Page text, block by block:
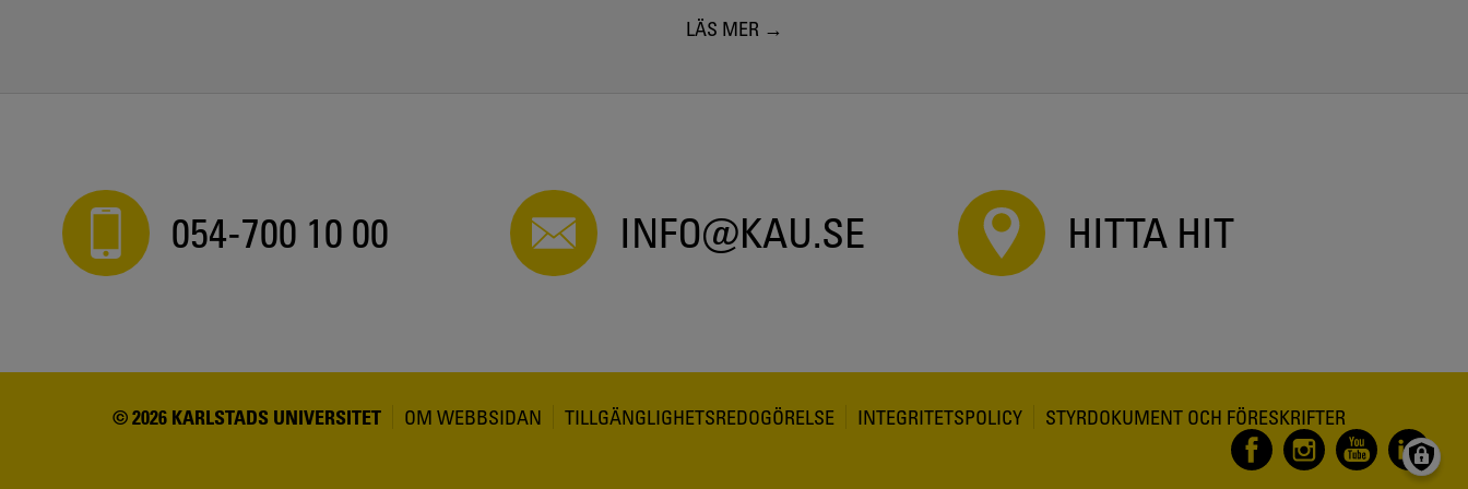
LÄS MER
054-700 10 00 INFO@KAU.SE HITTA HIT
© 2026 KARLSTADS UNIVERSITET OM WEBBSIDAN TILLGÄNGLIGHETSREDOGÖRELSE INTEGRITETSPOLICY STYRDOKUMENT OCH FÖRESKRIFTER